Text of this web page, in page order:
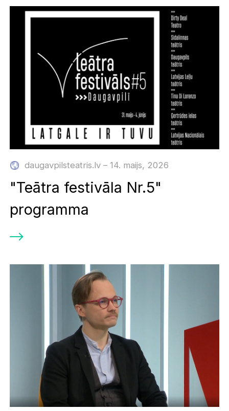
daugavpilsteatris.lv – 14. maijs, 2026
"Teātra festivāla Nr.5"
programma